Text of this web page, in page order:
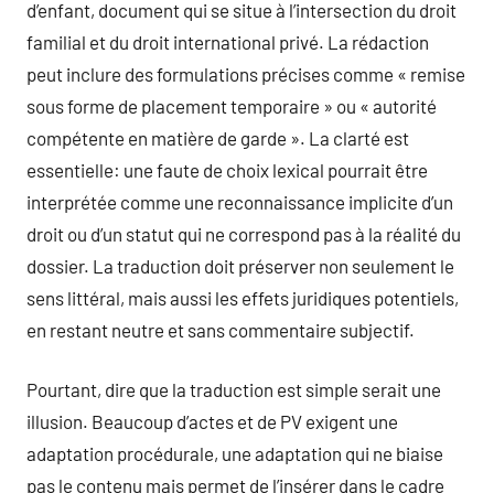
d’enfant, document qui se situe à l’intersection du droit
familial et du droit international privé. La rédaction
peut inclure des formulations précises comme « remise
sous forme de placement temporaire » ou « autorité
compétente en matière de garde ». La clarté est
essentielle: une faute de choix lexical pourrait être
interprétée comme une reconnaissance implicite d’un
droit ou d’un statut qui ne correspond pas à la réalité du
dossier. La traduction doit préserver non seulement le
sens littéral, mais aussi les effets juridiques potentiels,
en restant neutre et sans commentaire subjectif.
Pourtant, dire que la traduction est simple serait une
illusion. Beaucoup d’actes et de PV exigent une
adaptation procédurale, une adaptation qui ne biaise
pas le contenu mais permet de l’insérer dans le cadre